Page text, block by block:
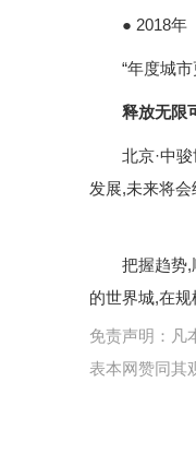
● 2018年
“年度城市
释放无限
北京·中骏
发展,未来将会
把握趋势,顺
的世界城,在
免责声明：凡
表本网赞同其